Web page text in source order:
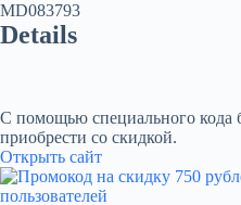
MD083793
Details
С помощью специального кода
приобрести со скидкой.
Открыть сайт